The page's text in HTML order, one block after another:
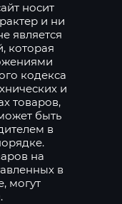
носит
и ни
является
которая
кодекса
и
товаров,
быть
в
на
в
могут